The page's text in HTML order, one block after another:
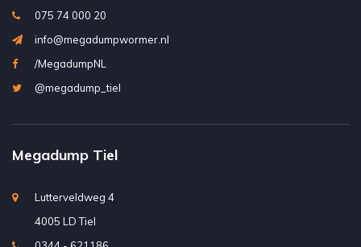
075 74 000 20
info@megadumpwormer.nl
/MegadumpNL
@megadump_tiel
Megadump Tiel
Lutterveldweg 4
4005 LD Tiel